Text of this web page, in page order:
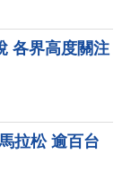
各界高度關注
拉松 逾百台